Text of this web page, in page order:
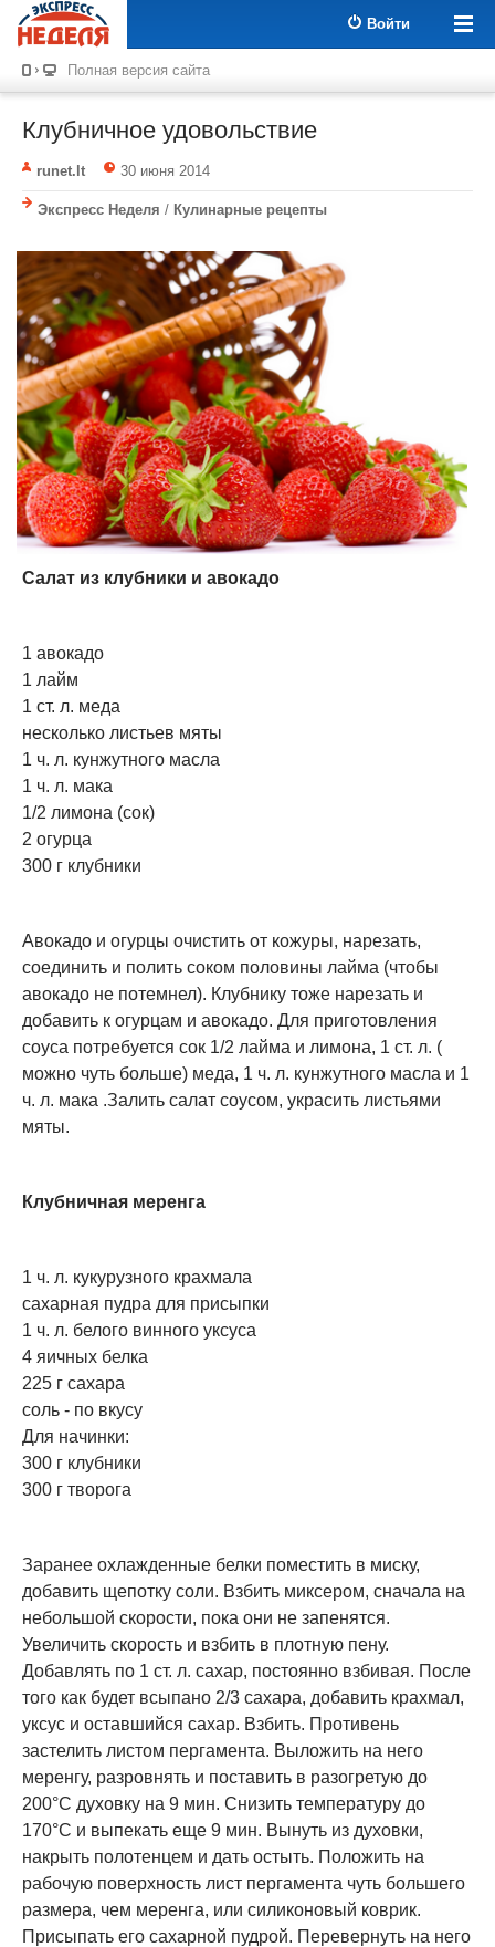
Войти
Полная версия сайта
Клубничное удовольствие
runet.lt 30 июня 2014
Экспресс Неделя / Кулинарные рецепты
Салат из клубники и авокадо
1 авокадо
1 лайм
1 ст. л. меда
несколько листьев мяты
1 ч. л. кунжутного масла
1 ч. л. мака
1/2 лимона (сок)
2 огурца
300 г клубники
Авокадо и огурцы очистить от кожуры, нарезать,
соединить и полить соком половины лайма (чтобы
авокадо не потемнел). Клубнику тоже нарезать и
добавить к огурцам и авокадо. Для приготовления
соуса потребуется сок 1/2 лайма и лимона, 1 ст. л. (
можно чуть больше) меда, 1 ч. л. кунжутного масла и 1
ч. л. мака .Залить салат соусом, украсить листьями
мяты.
Клубничная меренга
1 ч. л. кукурузного крахмала
сахарная пудра для присыпки
1 ч. л. белого винного уксуса
4 яичных белка
225 г сахара
соль - по вкусу
Для начинки:
300 г клубники
300 г творога
Заранее охлажденные белки поместить в миску,
добавить щепотку соли. Взбить миксером, сначала на
небольшой скорости, пока они не запенятся.
Увеличить скорость и взбить в плотную пену.
Добавлять по 1 ст. л. сахар, постоянно взбивая. После
того как будет всыпано 2/3 сахара, добавить крахмал,
уксус и оставшийся сахар. Взбить. Противень
застелить листом пергамента. Выложить на него
меренгу, разровнять и поставить в разогретую до
200°С духовку на 9 мин. Снизить температуру до
170°С и выпекать еще 9 мин. Вынуть из духовки,
накрыть полотенцем и дать остыть. Положить на
рабочую поверхность лист пергамента чуть большего
размера, чем меренга, или силиконовый коврик.
Присыпать его сахарной пудрой. Перевернуть на него